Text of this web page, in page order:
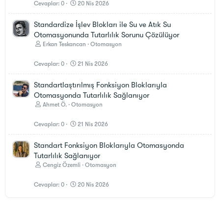
Cevaplar 0 20 Nis 2026
Standardize İşlev Blokları ile Su ve Atık Su
Otomasyonunda Tutarlılık Sorunu Çözülüyor
Erkan Teskancan Otomasyon
Cevaplar 0 21 Nis 2026
Standartlaştırılmış Fonksiyon Bloklarıyla
Otomasyonda Tutarlılık Sağlanıyor
Ahmet Ö. Otomasyon
Cevaplar 0 21 Nis 2026
Standart Fonksiyon Bloklarıyla Otomasyonda
Tutarlılık Sağlanıyor
Cengiz Özemli Otomasyon
Cevaplar 0 20 Nis 2026